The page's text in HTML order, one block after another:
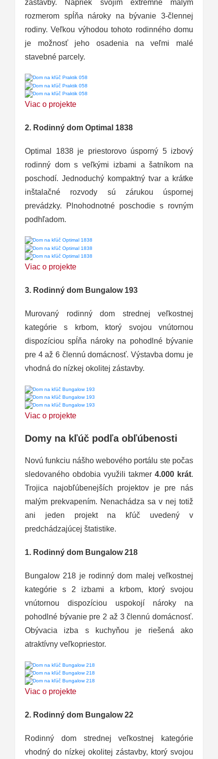
zástavby. Napriek svojim extrémne malým
rozmerom spĺňa nároky na bývanie 3-člennej
rodiny. Veľkou výhodou tohoto rodinného domu
je možnosť jeho osadenia na veľmi malé
stavebné parcely.
Viac o projekte
2. Rodinný dom Optimal 1838
Optimal 1838 je priestorovo úsporný 5 izbový
rodinný dom s veľkými izbami a šatníkom na
poschodí. Jednoduchý kompaktný tvar a krátke
inštalačné rozvody sú zárukou úspornej
prevádzky. Plnohodnotné poschodie s rovným
podhľadom.
Viac o projekte
3. Rodinný dom Bungalow 193
Murovaný rodinný dom strednej veľkostnej
kategórie s krbom, ktorý svojou vnútornou
dispozíciou spĺňa nároky na pohodlné bývanie
pre 4 až 6 člennú domácnosť. Výstavba domu je
vhodná do nízkej okolitej zástavby.
Viac o projekte
Domy na kľúč podľa obľúbenosti
Novú funkciu nášho webového portálu ste počas
sledovaného obdobia využili takmer 4.000 krát.
Trojica najobľúbenejších projektov je pre nás
malým prekvapením. Nenachádza sa v nej totiž
ani jeden projekt na kľúč uvedený v
predchádzajúcej štatistike.
1. Rodinný dom Bungalow 218
Bungalow 218 je rodinný dom malej veľkostnej
kategórie s 2 izbami a krbom, ktorý svojou
vnútornou dispozíciou uspokojí nároky na
pohodlné bývanie pre 2 až 3 člennú domácnosť.
Obývacia izba s kuchyňou je riešená ako
atraktívny veľkopriestor.
Viac o projekte
2. Rodinný dom Bungalow 22
Rodinný dom strednej veľkostnej kategórie
vhodný do nízkej okolitej zástavby, ktorý svojou